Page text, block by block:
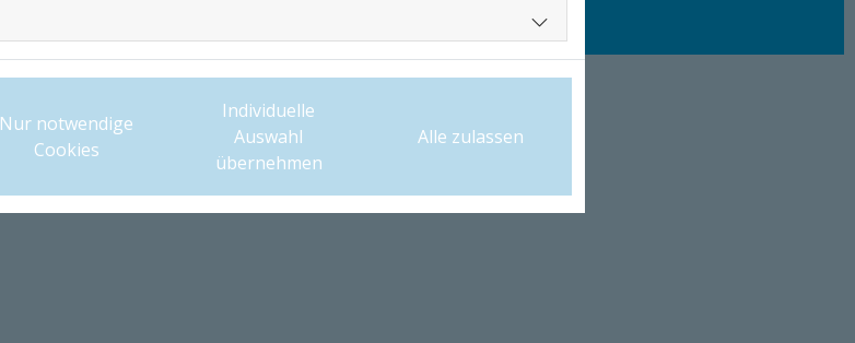
Nur notwendige
Cookies
Individuelle
Auswahl
übernehmen
Alle zulassen